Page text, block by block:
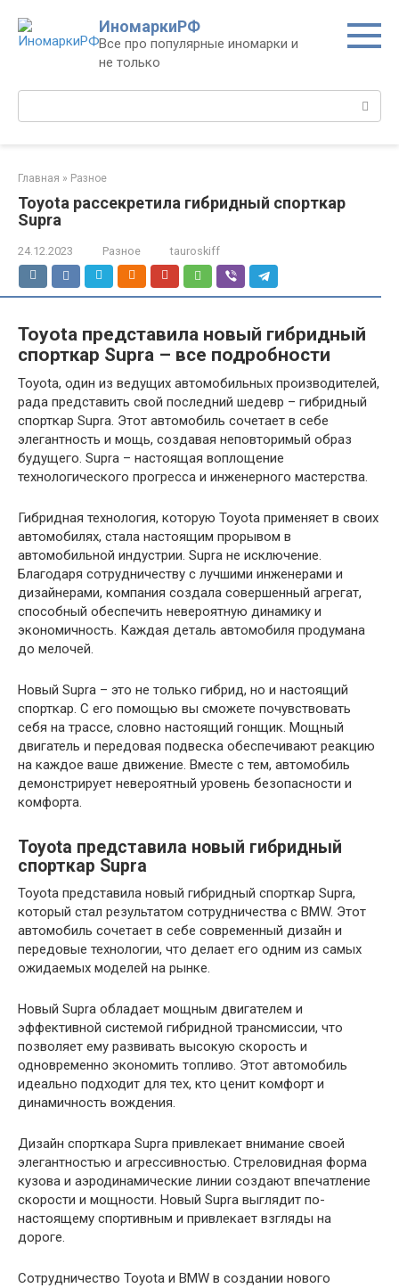
контенту
ИномаркиРФ
Все про популярные иномарки и
не только
Поиск:
Главная » Разное
Toyota рассекретила гибридный спорткар
Supra
24.12.2023 Разное tauroskiff
Toyota представила новый гибридный
спорткар Supra – все подробности
Toyota, один из ведущих автомобильных производителей,
рада представить свой последний шедевр – гибридный
спорткар Supra. Этот автомобиль сочетает в себе
элегантность и мощь, создавая неповторимый образ
будущего. Supra – настоящая воплощение
технологического прогресса и инженерного мастерства.
Гибридная технология, которую Toyota применяет в своих
автомобилях, стала настоящим прорывом в
автомобильной индустрии. Supra не исключение.
Благодаря сотрудничеству с лучшими инженерами и
дизайнерами, компания создала совершенный агрегат,
способный обеспечить невероятную динамику и
экономичность. Каждая деталь автомобиля продумана
до мелочей.
Новый Supra – это не только гибрид, но и настоящий
спорткар. С его помощью вы сможете почувствовать
себя на трассе, словно настоящий гонщик. Мощный
двигатель и передовая подвеска обеспечивают реакцию
на каждое ваше движение. Вместе с тем, автомобиль
демонстрирует невероятный уровень безопасности и
комфорта.
Toyota представила новый гибридный
спорткар Supra
Toyota представила новый гибридный спорткар Supra,
который стал результатом сотрудничества с BMW. Этот
автомобиль сочетает в себе современный дизайн и
передовые технологии, что делает его одним из самых
ожидаемых моделей на рынке.
Новый Supra обладает мощным двигателем и
эффективной системой гибридной трансмиссии, что
позволяет ему развивать высокую скорость и
одновременно экономить топливо. Этот автомобиль
идеально подходит для тех, кто ценит комфорт и
динамичность вождения.
Дизайн спорткара Supra привлекает внимание своей
элегантностью и агрессивностью. Стреловидная форма
кузова и аэродинамические линии создают впечатление
скорости и мощности. Новый Supra выглядит по-
настоящему спортивным и привлекает взгляды на
дороге.
Сотрудничество Toyota и BMW в создании нового